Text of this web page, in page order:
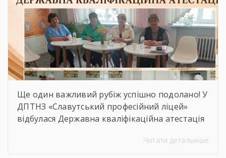
[…]
Ще один важливий рубіж успішно подолано! У
ДПТНЗ «Славутський професійний ліцей»
відбулася Державна кваліфікаційна атестація
Кондитер». За кожною стравою, кожним
Читати детальніше